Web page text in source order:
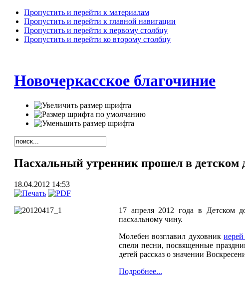
Пропустить и перейти к материалам
Пропустить и перейти к главной навигации
Пропустить и перейти к первому столбцу
Пропустить и перейти ко второму столбцу
Новочеркасское благочиние
Пасхальный утренник прошел в детском
18.04.2012 14:53
17 апреля 2012 года в Детском
пасхальному чину.
Молебен возглавил духовник
спели песни, посвященные
детей рассказ о значении
Подробнее...